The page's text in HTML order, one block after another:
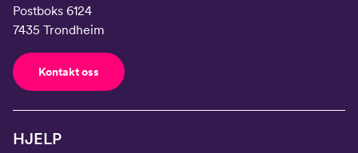
Postboks 6124
7435 Trondheim
Kontakt oss
HJELP